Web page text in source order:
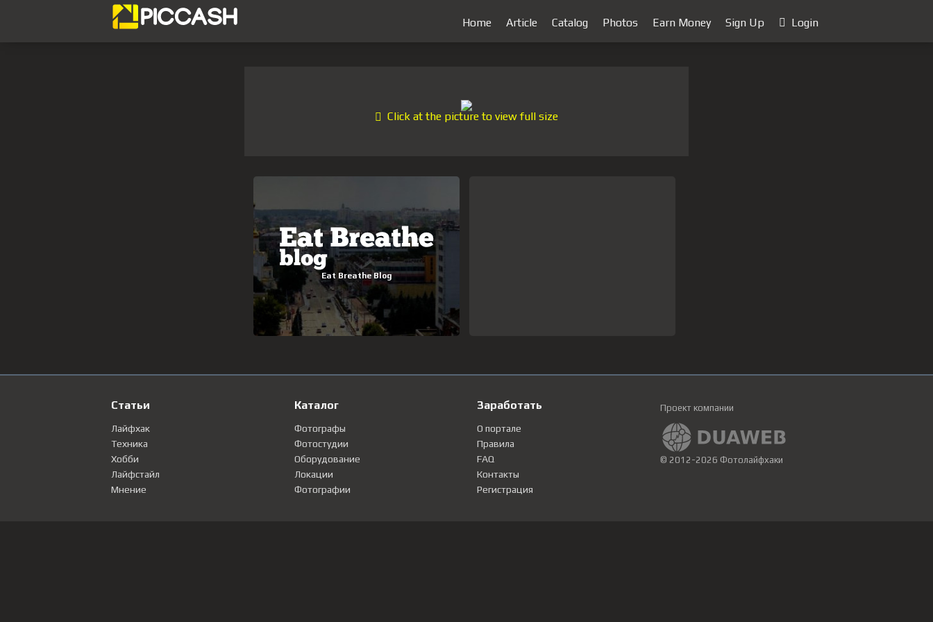
Home Article Catalog Photos Earn Money Sign Up Login
Click at the picture to view full size
Статьи
Лайфхак
Техника
Хобби
Лайфстайл
Мнение
Каталог
Фотографы
Фотостудии
Оборудование
Локации
Фотографии
Заработать
О портале
Правила
FAQ
Контакты
Регистрация
Проект компании
© 2012-2026 Фотолайфхаки